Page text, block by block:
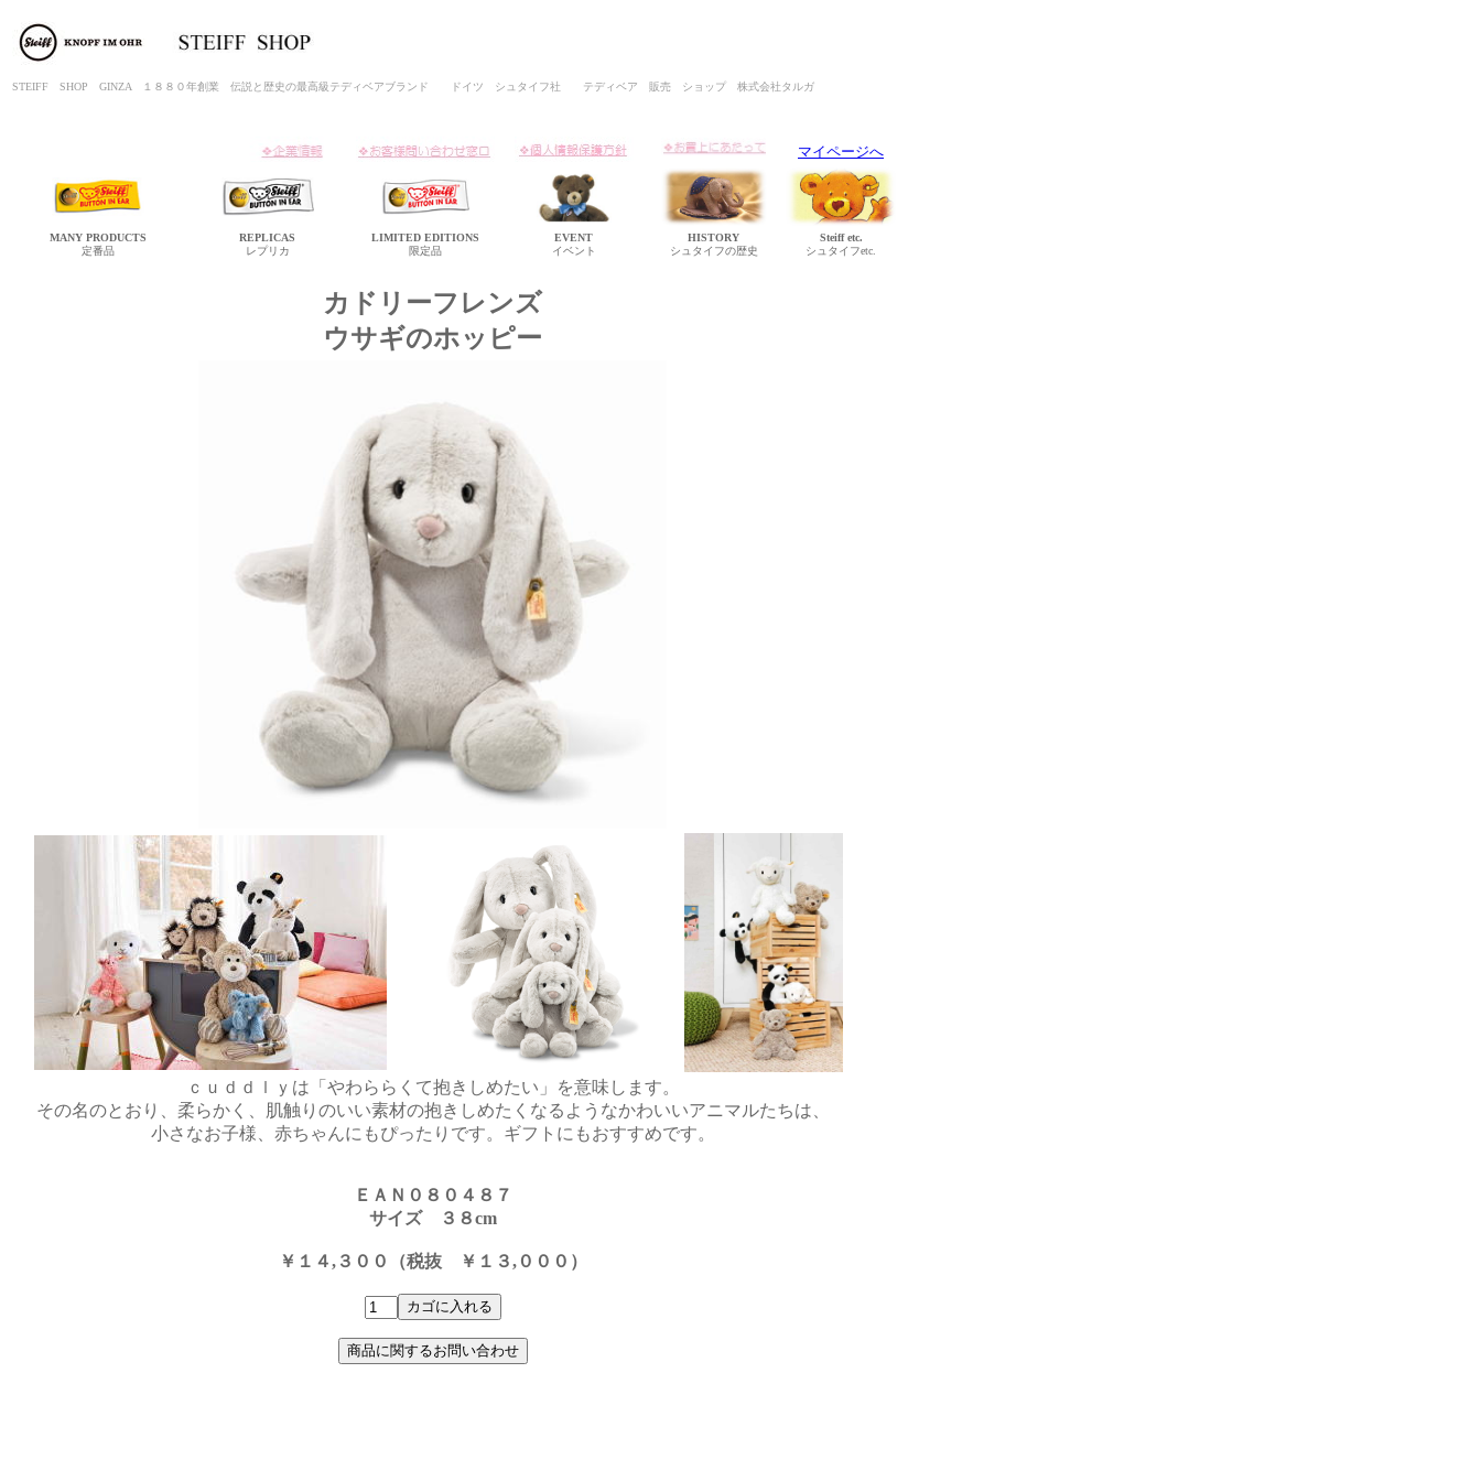
STEIFF SHOP GINZA １８８０年創業 伝説と歴史の最高級テディベアブランド ドイツ シュタイフ社 テディベア 販売 ショップ 株式会社タルガ
マイページへ
MANY PRODUCTS
定番品
REPLICAS
レプリカ
LIMITED EDITIONS
限定品
EVENT
イベント
HISTORY
シュタイフの歴史
Steiff etc.
シュタイフetc.
カドリーフレンズ
ウサギのホッピー
ｃｕｄｄｌｙは「やわららくて抱きしめたい」を意味します。
その名のとおり、柔らかく、肌触りのいい素材の抱きしめたくなるようなかわいいアニマルたちは、
小さなお子様、赤ちゃんにもぴったりです。ギフトにもおすすめです。
ＥＡＮ０８０４８７
サイズ ３８cm
￥１４,３００（税抜 ￥１３,０００）